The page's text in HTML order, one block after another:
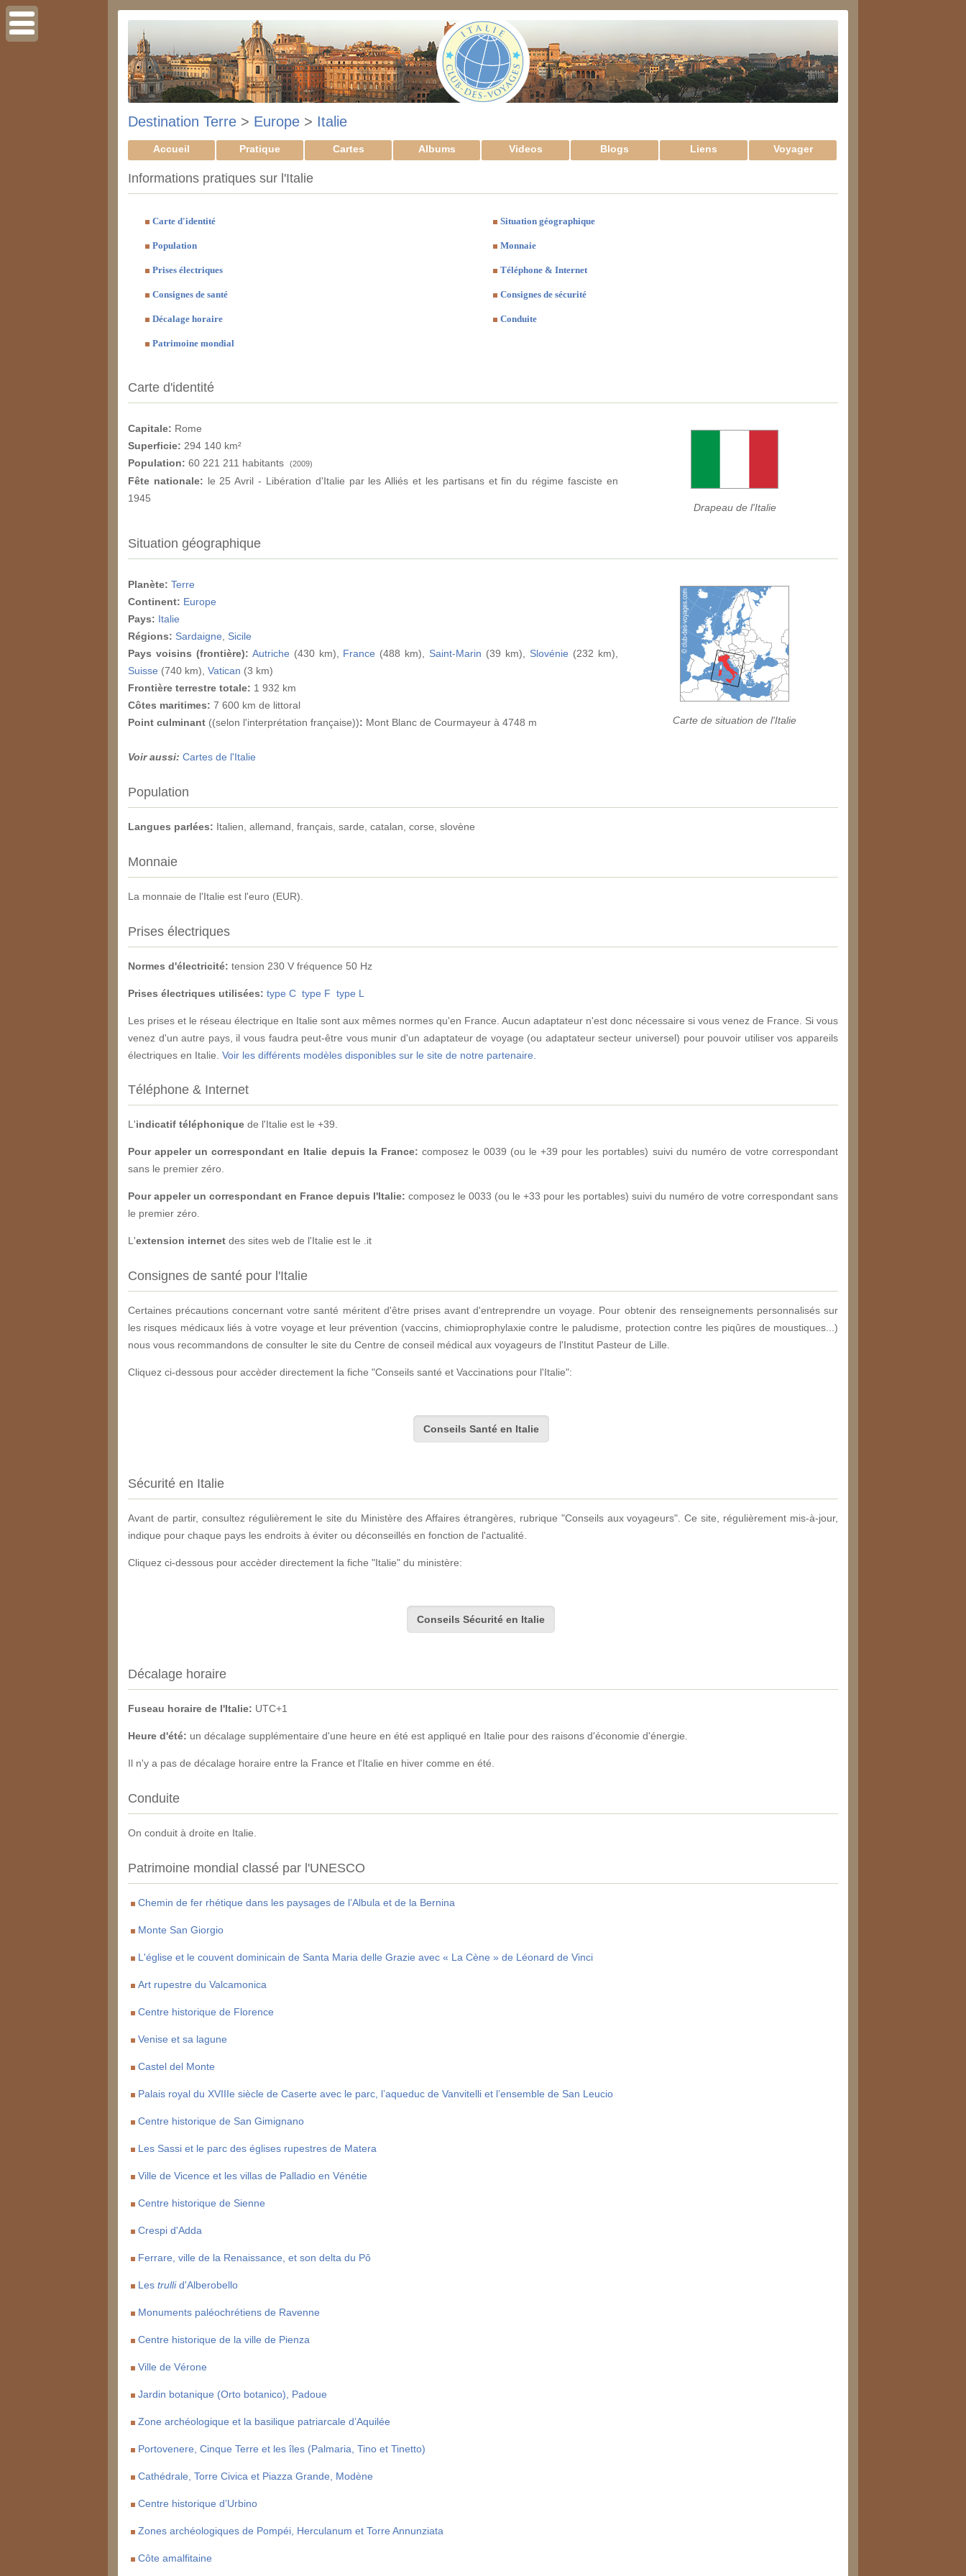
Destination Terre > Europe > Italie
Accueil Pratique Cartes Albums Videos Blogs Liens Voyager
Informations pratiques sur l'Italie
Carte d'identité Situation géographique
Population Monnaie
Prises électriques Téléphone & Internet
Consignes de santé Consignes de sécurité
Décalage horaire Conduite
Patrimoine mondial
Carte d'identité
Capitale: Rome
Superficie: 294 140 km²
Population: 60 221 211 habitants (2009)
Fête nationale: le 25 Avril - Libération d'Italie par les Alliés et les partisans et fin du régime fasciste en
1945
Drapeau de l'Italie
Situation géographique
Planète: Terre
Continent: Europe
Pays: Italie
Régions: Sardaigne
Sicile
Pays voisins (frontière): Autriche (430 km), France (488 km), Saint-Marin (39 km), Slovénie (232 km),
Suisse (740 km), Vatican (3 km)
Frontière terrestre totale: 1 932 km
Côtes maritimes: 7 600 km de littoral
Point culminant ((selon l'interprétation française)): Mont Blanc de Courmayeur à 4748 m
Voir aussi: Cartes de l'Italie
Carte de situation de l'Italie
Population
Langues parlées: Italien, allemand, français, sarde, catalan, corse, slovène
Monnaie
La monnaie de l'Italie est l'euro (EUR).
Prises électriques
Normes d'électricité: tension 230 V fréquence 50 Hz
Prises électriques utilisées: type C type F type L
Les prises et le réseau électrique en Italie sont aux mêmes normes qu'en France. Aucun adaptateur n'est donc nécessaire si vous venez de France. Si vous
venez d'un autre pays, il vous faudra peut-être vous munir d'un adaptateur de voyage (ou adaptateur secteur universel) pour pouvoir utiliser vos appareils
électriques en Italie. Voir les différents modèles disponibles sur le site de notre partenaire.
Téléphone & Internet
L'indicatif téléphonique de l'Italie est le +39.
Pour appeler un correspondant en Italie depuis la France: composez le 0039 (ou le +39 pour les portables) suivi du numéro de votre correspondant
sans le premier zéro.
Pour appeler un correspondant en France depuis l'Italie: composez le 0033 (ou le +33 pour les portables) suivi du numéro de votre correspondant sans
le premier zéro.
L'extension internet des sites web de l'Italie est le .it
Consignes de santé pour l'Italie
Certaines précautions concernant votre santé méritent d'être prises avant d'entreprendre un voyage. Pour obtenir des renseignements personnalisés sur
les risques médicaux liés à votre voyage et leur prévention (vaccins, chimioprophylaxie contre le paludisme, protection contre les piqûres de moustiques...)
nous vous recommandons de consulter le site du Centre de conseil médical aux voyageurs de l'Institut Pasteur de Lille.
Cliquez ci-dessous pour accèder directement la fiche "Conseils santé et Vaccinations pour l'Italie":
Conseils Santé en Italie
Sécurité en Italie
Avant de partir, consultez régulièrement le site du Ministère des Affaires étrangères, rubrique "Conseils aux voyageurs". Ce site, régulièrement mis-à-jour,
indique pour chaque pays les endroits à éviter ou déconseillés en fonction de l'actualité.
Cliquez ci-dessous pour accèder directement la fiche "Italie" du ministère:
Conseils Sécurité en Italie
Décalage horaire
Fuseau horaire de l'Italie: UTC+1
Heure d'été: un décalage supplémentaire d'une heure en été est appliqué en Italie pour des raisons d'économie d'énergie.
Il n'y a pas de décalage horaire entre la France et l'Italie en hiver comme en été.
Conduite
On conduit à droite en Italie.
Patrimoine mondial classé par l'UNESCO
Chemin de fer rhétique dans les paysages de l’Albula et de la Bernina
Monte San Giorgio
L'église et le couvent dominicain de Santa Maria delle Grazie avec « La Cène » de Léonard de Vinci
Art rupestre du Valcamonica
Centre historique de Florence
Venise et sa lagune
Castel del Monte
Palais royal du XVIIIe siècle de Caserte avec le parc, l’aqueduc de Vanvitelli et l’ensemble de San Leucio
Centre historique de San Gimignano
Les Sassi et le parc des églises rupestres de Matera
Ville de Vicence et les villas de Palladio en Vénétie
Centre historique de Sienne
Crespi d'Adda
Ferrare, ville de la Renaissance, et son delta du Pô
Les trullid'Alberobello
Monuments paléochrétiens de Ravenne
Centre historique de la ville de Pienza
Ville de Vérone
Jardin botanique (Orto botanico), Padoue
Zone archéologique et la basilique patriarcale d’Aquilée
Portovenere, Cinque Terre et les îles (Palmaria, Tino et Tinetto)
Cathédrale, Torre Civica et Piazza Grande, Modène
Centre historique d’Urbino
Zones archéologiques de Pompéi, Herculanum et Torre Annunziata
Côte amalfitaine